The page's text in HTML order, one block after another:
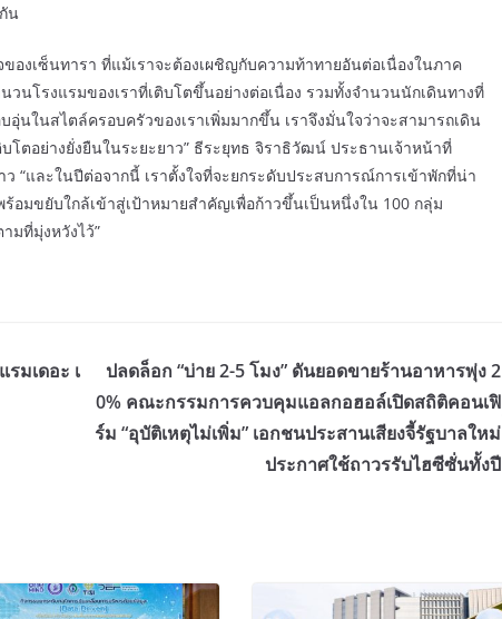
น
องเซ็นทารา ที่แม้เราจะต้องเผชิญกับความท้าทายอันต่อเนื่องในภาค
วนโรงแรมของเราที่เติบโตขึ้นอย่างต่อเนื่อง รวมทั้งจำนวนนักเดินทางที่
นในสไตล์ครอบครัวของเราเพิ่มมากขึ้น เราจึงมั่นใจว่าจะสามารถเดิน
ตอย่างยั่งยืนในระยะยาว” ธีระยุทธ จิราธิวัฒน์ ประธานเจ้าหน้าที่
“และในปีต่อจากนี้ เราตั้งใจที่จะยกระดับประสบการณ์การเข้าพักที่น่า
อมขยับใกล้เข้าสู่เป้าหมายสำคัญเพื่อก้าวขึ้นเป็นหนึ่งใน 100 กลุ่ม
มที่มุ่งหวังไว้”
มเดอะ เ
ปลดล็อก “บ่าย 2-5 โมง” ดันยอดขายร้านอาหารพุ่ง 2
0% คณะกรรมการควบคุมแอลกอฮอล์เปิดสถิติคอนเฟิ
ร์ม “อุบัติเหตุไม่เพิ่ม” เอกชนประสานเสียงจี้รัฐบาลใหม่
ประกาศใช้ถาวรรับไฮซีซั่นทั้งปี